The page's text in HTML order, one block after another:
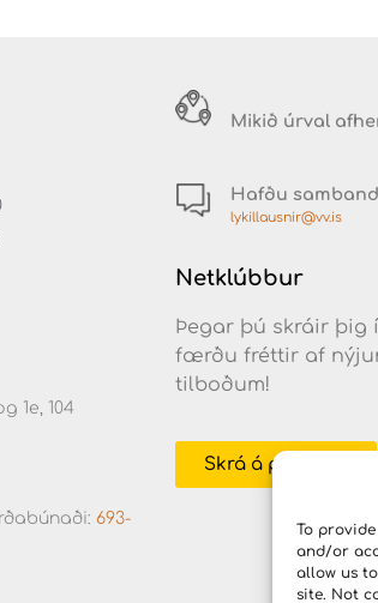
To
and/or
allow us
site. Not
1e, 104
693-
Mikið úrval
Hafðu samband
lykillausnir@vv.is
Netklúbbur
Þegar þú skráir þig
færðu fréttir af
tilboðum!
Skrá á póstlista